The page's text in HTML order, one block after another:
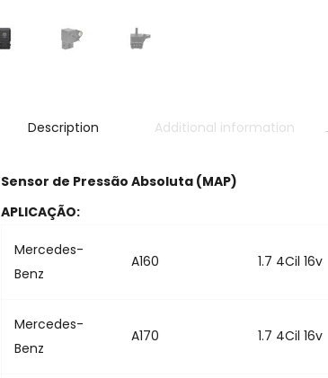
Description Additional information
Sensor de Pressão Absoluta (MAP)
APLICAÇÃO:
Mercedes-
Benz
A160 1.7 4Cil 16v
Mercedes-
Benz
A170 1.7 4Cil 16v